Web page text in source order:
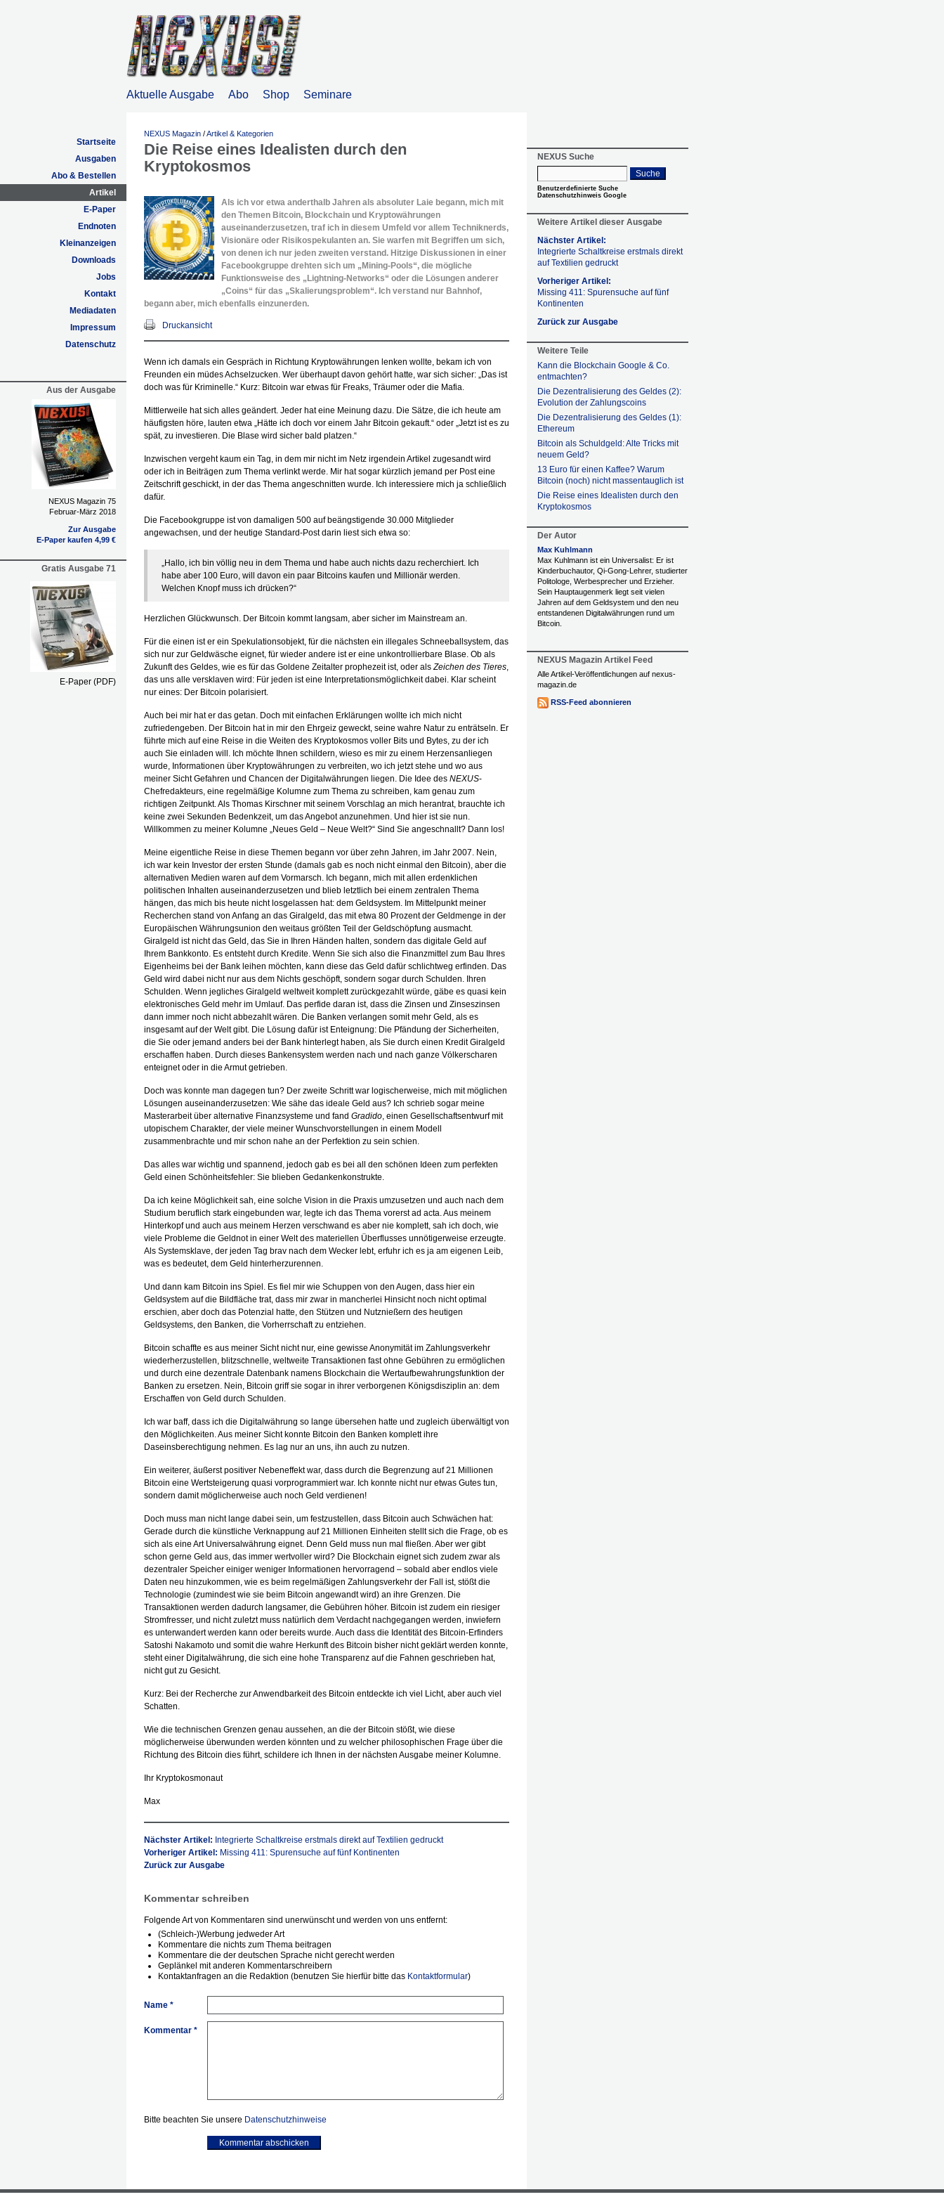
Aktuelle Ausgabe Abo Shop Seminare
Startseite
Ausgaben
Abo & Bestellen
Artikel
E-Paper
Endnoten
Kleinanzeigen
Downloads
Jobs
Kontakt
Mediadaten
Impressum
Datenschutz
Aus der Ausgabe
NEXUS Magazin 75
Februar-März 2018
Zur Ausgabe
E-Paper kaufen 4,99 €
Gratis Ausgabe 71
E-Paper (PDF)
NEXUS Magazin /Artikel & Kategorien
Die Reise eines Idealisten durch den
Kryptokosmos
Als ich vor etwa anderthalb Jahren als absoluter Laie begann, mich mit
den Themen Bitcoin, Blockchain und Kryptowährungen
auseinanderzusetzen, traf ich in diesem Umfeld vor allem Techniknerds,
Visionäre oder Risikospekulanten an. Sie warfen mit Begriffen um sich,
von denen ich nur jeden zweiten verstand. Hitzige Diskussionen in einer
Facebookgruppe drehten sich um „Mining-Pools“, die mögliche
Funktionsweise des „Lightning-Networks“ oder die Lösungen anderer
„Coins“ für das „Skalierungsproblem“. Ich verstand nur Bahnhof,
begann aber, mich ebenfalls einzunerden.
Druckansicht
Wenn ich damals ein Gespräch in Richtung Kryptowährungen lenken wollte, bekam ich von
Freunden ein müdes Achselzucken. Wer überhaupt davon gehört hatte, war sich sicher: „Das ist
doch was für Kriminelle.“ Kurz: Bitcoin war etwas für Freaks, Träumer oder die Mafia.
Mittlerweile hat sich alles geändert. Jeder hat eine Meinung dazu. Die Sätze, die ich heute am
häufigsten höre, lauten etwa „Hätte ich doch vor einem Jahr Bitcoin gekauft.“ oder „Jetzt ist es zu
spät, zu investieren. Die Blase wird sicher bald platzen.“
Inzwischen vergeht kaum ein Tag, in dem mir nicht im Netz irgendein Artikel zugesandt wird
oder ich in Beiträgen zum Thema verlinkt werde. Mir hat sogar kürzlich jemand per Post eine
Zeitschrift geschickt, in der das Thema angeschnitten wurde. Ich interessiere mich ja schließlich
dafür.
Die Facebookgruppe ist von damaligen 500 auf beängstigende 30.000 Mitglieder
angewachsen, und der heutige Standard-Post darin liest sich etwa so:
„Hallo, ich bin völlig neu in dem Thema und habe auch nichts dazu recherchiert. Ich
habe aber 100 Euro, will davon ein paar Bitcoins kaufen und Millionär werden.
Welchen Knopf muss ich drücken?“
Herzlichen Glückwunsch. Der Bitcoin kommt langsam, aber sicher im Mainstream an.
Für die einen ist er ein Spekulationsobjekt, für die nächsten ein illegales Schneeballsystem, das
sich nur zur Geldwäsche eignet, für wieder andere ist er eine unkontrollierbare Blase. Ob als
Zukunft des Geldes, wie es für das Goldene Zeitalter prophezeit ist, oder alsZeichen des Tieres,
das uns alle versklaven wird: Für jeden ist eine Interpretationsmöglichkeit dabei. Klar scheint
nur eines: Der Bitcoin polarisiert.
Auch bei mir hat er das getan. Doch mit einfachen Erklärungen wollte ich mich nicht
zufriedengeben. Der Bitcoin hat in mir den Ehrgeiz geweckt, seine wahre Natur zu enträtseln. Er
führte mich auf eine Reise in die Weiten des Kryptokosmos voller Bits und Bytes, zu der ich
auch Sie einladen will. Ich möchte Ihnen schildern, wieso es mir zu einem Herzensanliegen
wurde, Informationen über Kryptowährungen zu verbreiten, wo ich jetzt stehe und wo aus
meiner Sicht Gefahren und Chancen der Digitalwährungen liegen. Die Idee des NEXUS-
Chefredakteurs, eine regelmäßige Kolumne zum Thema zu schreiben, kam genau zum
richtigen Zeitpunkt. Als Thomas Kirschner mit seinem Vorschlag an mich herantrat, brauchte ich
keine zwei Sekunden Bedenkzeit, um das Angebot anzunehmen. Und hier ist sie nun.
Willkommen zu meiner Kolumne „Neues Geld – Neue Welt?“ Sind Sie angeschnallt? Dann los!
Meine eigentliche Reise in diese Themen begann vor über zehn Jahren, im Jahr 2007. Nein,
ich war kein Investor der ersten Stunde (damals gab es noch nicht einmal den Bitcoin), aber die
alternativen Medien waren auf dem Vormarsch. Ich begann, mich mit allen erdenklichen
politischen Inhalten auseinanderzusetzen und blieb letztlich bei einem zentralen Thema
hängen, das mich bis heute nicht losgelassen hat: dem Geldsystem. Im Mittelpunkt meiner
Recherchen stand von Anfang an das Giralgeld, das mit etwa 80 Prozent der Geldmenge in der
Europäischen Währungsunion den weitaus größten Teil der Geldschöpfung ausmacht.
Giralgeld ist nicht das Geld, das Sie in Ihren Händen halten, sondern das digitale Geld auf
Ihrem Bankkonto. Es entsteht durch Kredite. Wenn Sie sich also die Finanzmittel zum Bau Ihres
Eigenheims bei der Bank leihen möchten, kann diese das Geld dafür schlichtweg erfinden. Das
Geld wird dabei nicht nur aus dem Nichts geschöpft, sondern sogar durch Schulden. Ihren
Schulden. Wenn jegliches Giralgeld weltweit komplett zurückgezahlt würde, gäbe es quasi kein
elektronisches Geld mehr im Umlauf. Das perfide daran ist, dass die Zinsen und Zinseszinsen
dann immer noch nicht abbezahlt wären. Die Banken verlangen somit mehr Geld, als es
insgesamt auf der Welt gibt. Die Lösung dafür ist Enteignung: Die Pfändung der Sicherheiten,
die Sie oder jemand anders bei der Bank hinterlegt haben, als Sie durch einen Kredit Giralgeld
erschaffen haben. Durch dieses Bankensystem werden nach und nach ganze Völkerscharen
enteignet oder in die Armut getrieben.
Doch was konnte man dagegen tun? Der zweite Schritt war logischerweise, mich mit möglichen
Lösungen auseinanderzusetzen: Wie sähe das ideale Geld aus? Ich schrieb sogar meine
Masterarbeit über alternative Finanzsysteme und fand Gradido, einen Gesellschaftsentwurf mit
utopischem Charakter, der viele meiner Wunschvorstellungen in einem Modell
zusammenbrachte und mir schon nahe an der Perfektion zu sein schien.
Das alles war wichtig und spannend, jedoch gab es bei all den schönen Ideen zum perfekten
Geld einen Schönheitsfehler: Sie blieben Gedankenkonstrukte.
Da ich keine Möglichkeit sah, eine solche Vision in die Praxis umzusetzen und auch nach dem
Studium beruflich stark eingebunden war, legte ich das Thema vorerst ad acta. Aus meinem
Hinterkopf und auch aus meinem Herzen verschwand es aber nie komplett, sah ich doch, wie
viele Probleme die Geldnot in einer Welt des materiellen Überflusses unnötigerweise erzeugte.
Als Systemsklave, der jeden Tag brav nach dem Wecker lebt, erfuhr ich es ja am eigenen Leib,
was es bedeutet, dem Geld hinterherzurennen.
Und dann kam Bitcoin ins Spiel. Es fiel mir wie Schuppen von den Augen, dass hier ein
Geldsystem auf die Bildfläche trat, dass mir zwar in mancherlei Hinsicht noch nicht optimal
erschien, aber doch das Potenzial hatte, den Stützen und Nutznießern des heutigen
Geldsystems, den Banken, die Vorherrschaft zu entziehen.
Bitcoin schaffte es aus meiner Sicht nicht nur, eine gewisse Anonymität im Zahlungsverkehr
wiederherzustellen, blitzschnelle, weltweite Transaktionen fast ohne Gebühren zu ermöglichen
und durch eine dezentrale Datenbank namens Blockchain die Wertaufbewahrungsfunktion der
Banken zu ersetzen. Nein, Bitcoin griff sie sogar in ihrer verborgenen Königsdisziplin an: dem
Erschaffen von Geld durch Schulden.
Ich war baff, dass ich die Digitalwährung so lange übersehen hatte und zugleich überwältigt von
den Möglichkeiten. Aus meiner Sicht konnte Bitcoin den Banken komplett ihre
Daseinsberechtigung nehmen. Es lag nur an uns, ihn auch zu nutzen.
Ein weiterer, äußerst positiver Nebeneffekt war, dass durch die Begrenzung auf 21 Millionen
Bitcoin eine Wertsteigerung quasi vorprogrammiert war. Ich konnte nicht nur etwas Gutes tun,
sondern damit möglicherweise auch noch Geld verdienen!
Doch muss man nicht lange dabei sein, um festzustellen, dass Bitcoin auch Schwächen hat:
Gerade durch die künstliche Verknappung auf 21 Millionen Einheiten stellt sich die Frage, ob es
sich als eine Art Universalwährung eignet. Denn Geld muss nun mal fließen. Aber wer gibt
schon gerne Geld aus, das immer wertvoller wird? Die Blockchain eignet sich zudem zwar als
dezentraler Speicher einiger weniger Informationen hervorragend – sobald aber endlos viele
Daten neu hinzukommen, wie es beim regelmäßigen Zahlungsverkehr der Fall ist, stößt die
Technologie (zumindest wie sie beim Bitcoin angewandt wird) an ihre Grenzen. Die
Transaktionen werden dadurch langsamer, die Gebühren höher. Bitcoin ist zudem ein riesiger
Stromfresser, und nicht zuletzt muss natürlich dem Verdacht nachgegangen werden, inwiefern
es unterwandert werden kann oder bereits wurde. Auch dass die Identität des Bitcoin-Erfinders
Satoshi Nakamoto und somit die wahre Herkunft des Bitcoin bisher nicht geklärt werden konnte,
steht einer Digitalwährung, die sich eine hohe Transparenz auf die Fahnen geschrieben hat,
nicht gut zu Gesicht.
Kurz: Bei der Recherche zur Anwendbarkeit des Bitcoin entdeckte ich viel Licht, aber auch viel
Schatten.
Wie die technischen Grenzen genau aussehen, an die der Bitcoin stößt, wie diese
möglicherweise überwunden werden könnten und zu welcher philosophischen Frage über die
Richtung des Bitcoin dies führt, schildere ich Ihnen in der nächsten Ausgabe meiner Kolumne.
Ihr Kryptokosmonaut
Max
Nächster Artikel: Integrierte Schaltkreise erstmals direkt auf Textilien gedruckt
Vorheriger Artikel: Missing 411: Spurensuche auf fünf Kontinenten
Zurück zur Ausgabe
Kommentar schreiben
Folgende Art von Kommentaren sind unerwünscht und werden von uns entfernt:
(Schleich-)Werbung jedweder Art
Kommentare die nichts zum Thema beitragen
Kommentare die der deutschen Sprache nicht gerecht werden
Geplänkel mit anderen Kommentarschreibern
Kontaktanfragen an die Redaktion (benutzen Sie hierfür bitte das Kontaktformular)
Name *
Kommentar *
Bitte beachten Sie unsere Datenschutzhinweise
Kommentar abschicken
NEXUS Suche
Suche
Benutzerdefinierte Suche
Datenschutzhinweis Google
Weitere Artikel dieser Ausgabe
Nächster Artikel:
Integrierte Schaltkreise erstmals direkt
auf Textilien gedruckt
Vorheriger Artikel:
Missing 411: Spurensuche auf fünf
Kontinenten
Zurück zur Ausgabe
Weitere Teile
Kann die Blockchain Google & Co.
entmachten?
Die Dezentralisierung des Geldes (2):
Evolution der Zahlungscoins
Die Dezentralisierung des Geldes (1):
Ethereum
Bitcoin als Schuldgeld: Alte Tricks mit
neuem Geld?
13 Euro für einen Kaffee? Warum
Bitcoin (noch) nicht massentauglich ist
Die Reise eines Idealisten durch den
Kryptokosmos
Der Autor
Max Kuhlmann
Max Kuhlmann ist ein Universalist: Er ist
Kinderbuchautor, Qi-Gong-Lehrer, studierter
Politologe, Werbesprecher und Erzieher.
Sein Hauptaugenmerk liegt seit vielen
Jahren auf dem Geldsystem und den neu
entstandenen Digitalwährungen rund um
Bitcoin.
NEXUS Magazin Artikel Feed
Alle Artikel-Veröffentlichungen auf nexus-
magazin.de
RSS-Feed abonnieren